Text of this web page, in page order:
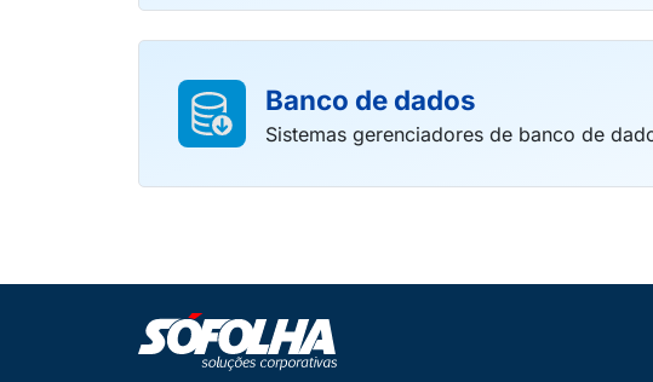
Banco de dados
Sistemas gerenciadores de banco de